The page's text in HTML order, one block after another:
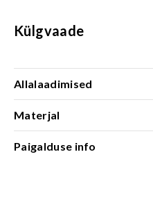
Külgvaade
Allalaadimised
Materjal
Paigalduse info